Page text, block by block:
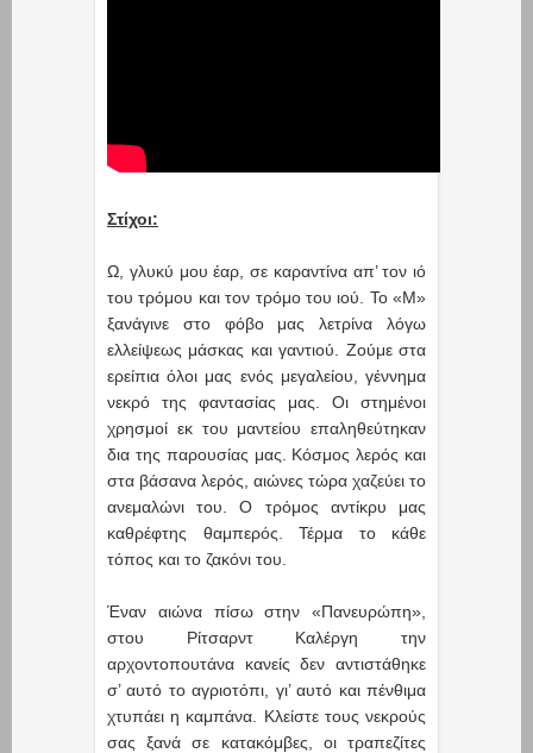
Στίχοι:
Ω, γλυκύ μου έαρ, σε καραντίνα απ’ τον ιό
του τρόμου και τον τρόμο του ιού. Το «Μ»
ξανάγινε στο φόβο μας λετρίνα λόγω
ελλείψεως μάσκας και γαντιού. Ζούμε στα
ερείπια όλοι μας ενός μεγαλείου, γέννημα
νεκρό της φαντασίας μας. Οι στημένοι
χρησμοί εκ του μαντείου επαληθεύτηκαν
δια της παρουσίας μας. Κόσμος λερός και
στα βάσανα λερός, αιώνες τώρα χαζεύει το
ανεμαλώνι του. Ο τρόμος αντίκρυ μας
καθρέφτης θαμπερός. Τέρμα το κάθε
τόπος και το ζακόνι του.
Έναν αιώνα πίσω στην «Πανευρώπη»,
στου Ρίτσαρντ Καλέργη την
αρχοντοπουτάνα κανείς δεν αντιστάθηκε
σ’ αυτό το αγριοτόπι, γι’ αυτό και πένθιμα
χτυπάει η καμπάνα. Κλείστε τους νεκρούς
σας ξανά σε κατακόμβες, οι τραπεζίτες